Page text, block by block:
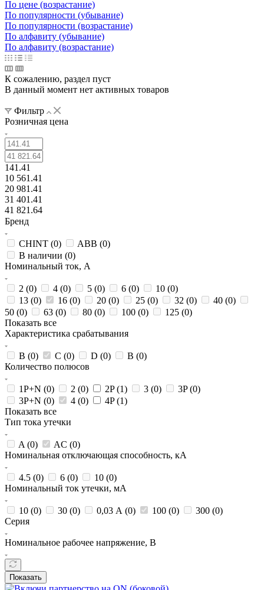
По цене (возрастание)
По популярности (убывание)
По популярности (возрастание)
По алфавиту (убывание)
По алфавиту (возрастание)
К сожалению, раздел пуст
В данный момент нет активных товаров
Фильтр
Розничная цена
141.41
10 561.41
20 981.41
31 401.41
41 821.64
Бренд
CHINT (0) ABB (0)
В наличии (0)
Номинальный ток, А
2 (0) 4 (0) 5 (0) 6 (0) 10 (0)
13 (0) 16 (0) 20 (0) 25 (0) 32 (0) 40 (0)
50 (0) 63 (0) 80 (0) 100 (0) 125 (0)
Показать все
Характеристика срабатывания
B (0) C (0) D (0) В (0)
Количество полюсов
1P+N (0) 2 (0) 2P (1) 3 (0) 3P (0)
3P+N (0) 4 (0) 4P (1)
Показать все
Тип тока утечки
A (0) AC (0)
Номинальная отключающая способность, кА
4.5 (0) 6 (0) 10 (0)
Номинальный ток утечки, мА
10 (0) 30 (0) 0,03 А (0) 100 (0) 300 (0)
Серия
Номинальное рабочее напряжение, В
Показать